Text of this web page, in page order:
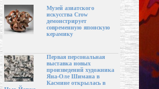
Музей азиатского
искусства Crow
демонстрирует
современную японскую
керамику
Первая персональная
выставка новых
произведений художника
Яна-Оле Шимана в
Касмине открылась в